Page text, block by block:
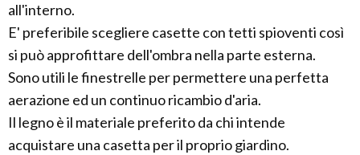
all'interno.
E' preferibile scegliere casette con tetti spioventi così
si può approfittare dell'ombra nella parte esterna.
Sono utili le finestrelle per permettere una perfetta
aerazione ed un continuo ricambio d'aria.
Il legno è il materiale preferito da chi intende
acquistare una casetta per il proprio giardino.